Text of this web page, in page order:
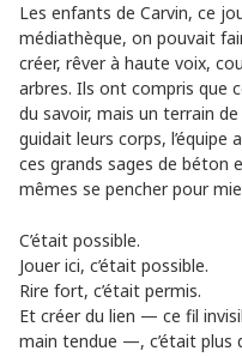
Les enfants de Carvin, ce
médiathèque, on pouvait
créer, rêver à haute voix,
arbres. Ils ont compris que
du savoir, mais un terrain
guidait leurs corps,
ces grands sages de
mêmes se pencher pour
C’était possible.
Jouer ici, c’était possible.
Rire fort, c’était permis.
Et créer du lien — ce fil
main tendue —, c’était plus